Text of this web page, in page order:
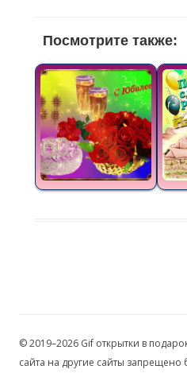
Посмотрите также:
© 2019–2026 Gif открытки в
сайта на другие сайты запрещено